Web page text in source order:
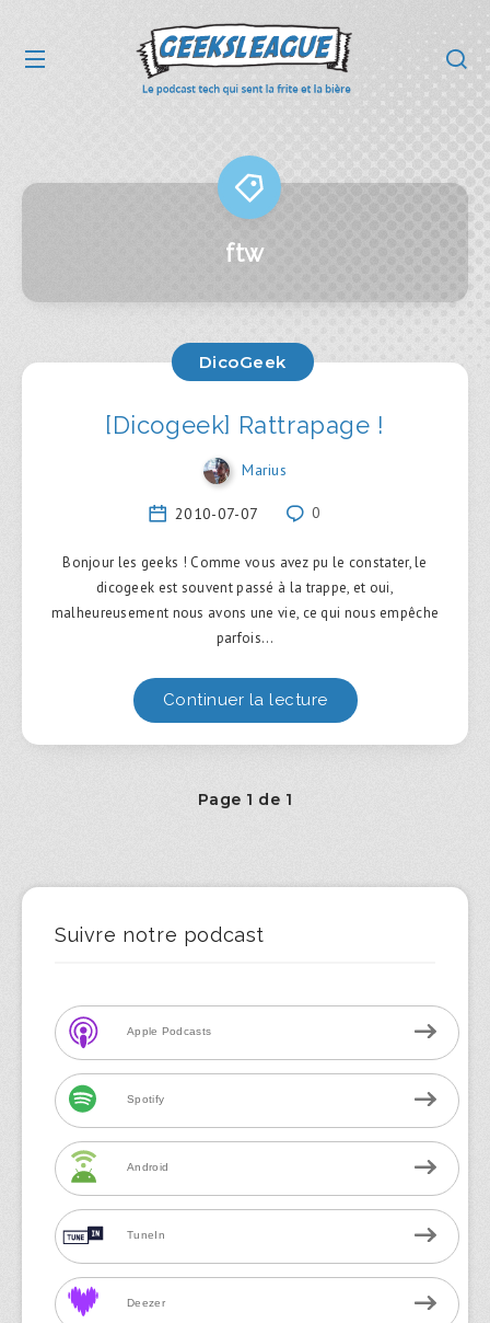
ftw
DicoGeek
[Dicogeek] Rattrapage !
Marius
2010-07-07 0
Bonjour les geeks ! Comme vous avez pu le constater, le
dicogeek est souvent passé à la trappe, et oui,
malheureusement nous avons une vie, ce qui nous empêche
parfois…
Continuer la lecture
Page 1 de 1
Suivre notre podcast
Apple Podcasts
Spotify
Android
TuneIn
Deezer